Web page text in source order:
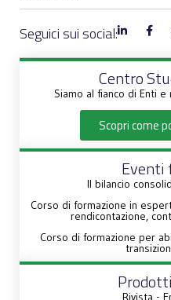
Seguici sui social:
Centro
Siamo al fianco di Enti
Scopri come
Eventi
Il bilancio
Corso di formazione in
rendicontazione,
Corso di formazione per
Rivista -